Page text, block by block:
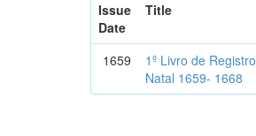
Issue
Date
Title
1659
1º Livro de
Natal 1659- 1668